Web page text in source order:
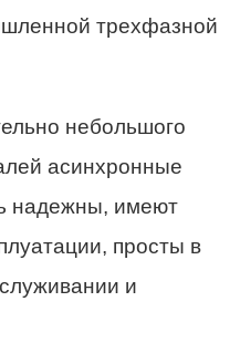
трехфазной
небольшого
асинхронные
надежны, имеют
просты в
и